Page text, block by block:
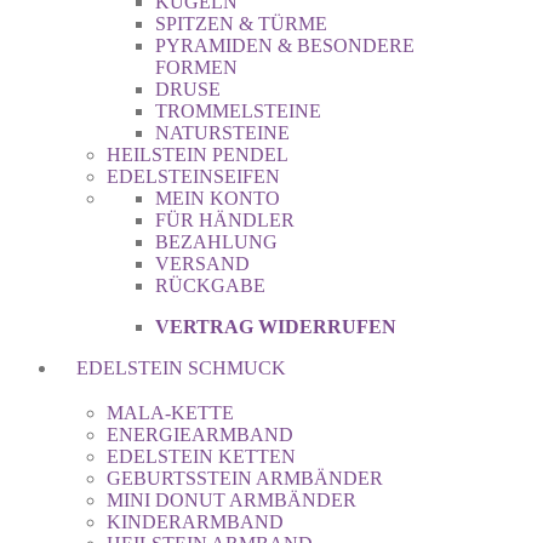
SPITZEN & TÜRME
PYRAMIDEN & BESONDERE
FORMEN
DRUSE
TROMMELSTEINE
NATURSTEINE
HEILSTEIN PENDEL
EDELSTEINSEIFEN
MEIN KONTO
FÜR HÄNDLER
BEZAHLUNG
VERSAND
RÜCKGABE
VERTRAG WIDERRUFEN
EDELSTEIN SCHMUCK
MALA-KETTE
ENERGIEARMBAND
EDELSTEIN KETTEN
GEBURTSSTEIN ARMBÄNDER
MINI DONUT ARMBÄNDER
KINDERARMBAND